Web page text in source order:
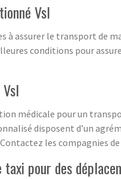
Vsl
à assurer le transport de
conditions pour
médicale pour un
disposent d’un
les compagnies
taxi pour des